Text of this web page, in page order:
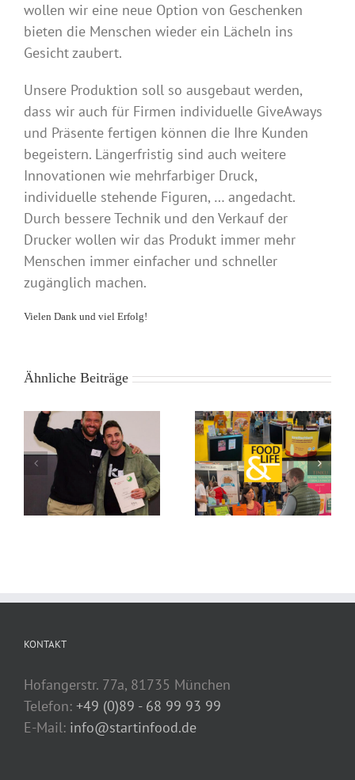
wollen wir eine neue Option von Geschenken
bieten die Menschen wieder ein Lächeln ins
Gesicht zaubert.
Unsere Produktion soll so ausgebaut werden,
dass wir auch für Firmen individuelle GiveAways
und Präsente fertigen können die Ihre Kunden
begeistern. Längerfristig sind auch weitere
Innovationen wie mehrfarbiger Druck,
individuelle stehende Figuren, … angedacht.
Durch bessere Technik und den Verkauf der
Drucker wollen wir das Produkt immer mehr
Menschen immer einfacher und schneller
zugänglich machen.
Vielen Dank und viel Erfolg!
Ähnliche Beiträge
KONTAKT
Hofangerstr. 77a, 81735 München
Telefon: +49 (0)89 - 68 99 93 99
E-Mail: info@startinfood.de